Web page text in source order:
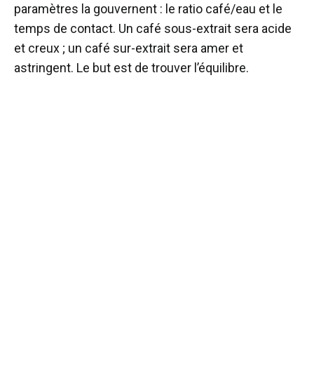
paramètres la gouvernent : le ratio café/eau et le
temps de contact. Un café sous-extrait sera acide
et creux ; un café sur-extrait sera amer et
astringent. Le but est de trouver l’équilibre.